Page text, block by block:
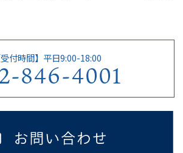
受付時間】平日9:00-18:00
846-4001